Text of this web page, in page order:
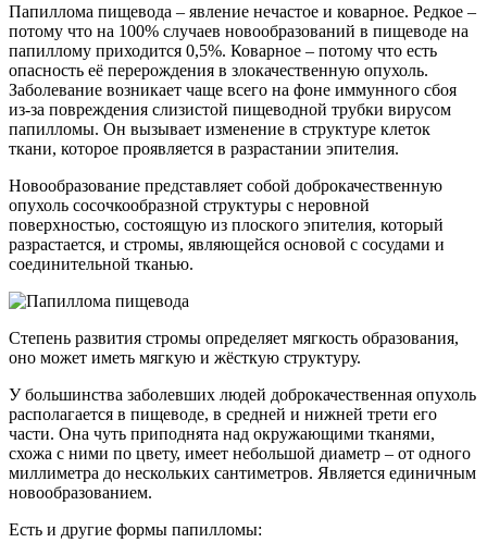
Папиллома пищевода – явление нечастое и коварное. Редкое –
потому что на 100% случаев новообразований в пищеводе на
папиллому приходится 0,5%. Коварное – потому что есть
опасность её перерождения в злокачественную опухоль.
Заболевание возникает чаще всего на фоне иммунного сбоя
из-за повреждения слизистой пищеводной трубки вирусом
папилломы. Он вызывает изменение в структуре клеток
ткани, которое проявляется в разрастании эпителия.
Новообразование представляет собой доброкачественную
опухоль сосочкообразной структуры с неровной
поверхностью, состоящую из плоского эпителия, который
разрастается, и стромы, являющейся основой с сосудами и
соединительной тканью.
Степень развития стромы определяет мягкость образования,
оно может иметь мягкую и жёсткую структуру.
У большинства заболевших людей доброкачественная опухоль
располагается в пищеводе, в средней и нижней трети его
части. Она чуть приподнята над окружающими тканями,
схожа с ними по цвету, имеет небольшой диаметр – от одного
миллиметра до нескольких сантиметров. Является единичным
новообразованием.
Есть и другие формы папилломы: